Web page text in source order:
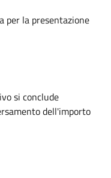
per la presentazione
si conclude
dell'importo